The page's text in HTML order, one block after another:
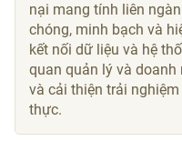
nại mang tính liên
chóng, minh bạch và
kết nối dữ liệu và hệ
quan quản lý và doanh
và cải thiện trải
thực.